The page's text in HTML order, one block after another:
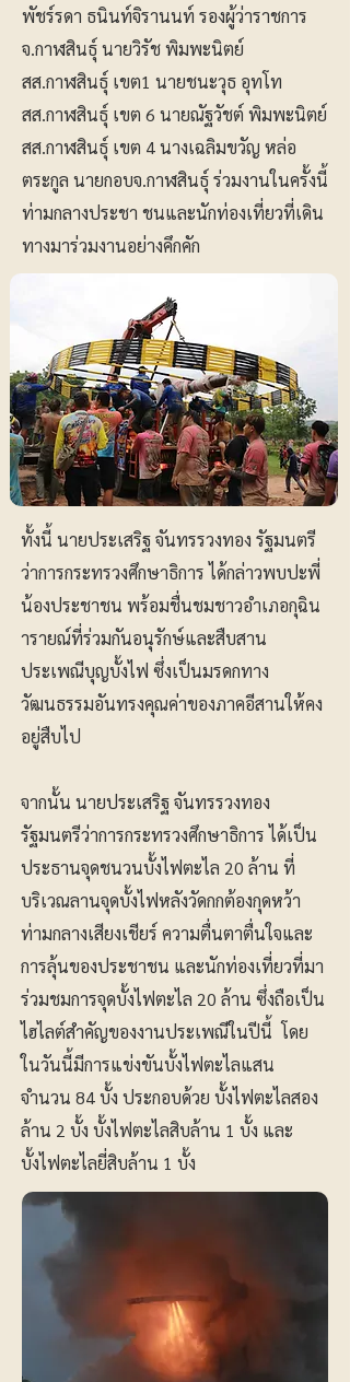
พัชร์รดา ธนินท์จิรานนท์ รองผู้ว่าราชการ
จ.กาฬสินธุ์ นายวิรัช พิมพะนิตย์
สส.กาฬสินธุ์ เขต1 นายชนะวุธ อุทโท
สส.กาฬสินธุ์ เขต 6 นายณัฐวัชต์ พิมพะนิตย์
สส.กาฬสินธุ์ เขต 4 นางเฉลิมขวัญ หล่อ
ตระกูล นายกอบจ.กาฬสินธุ์ ร่วมงานในครั้งนี้
ท่ามกลางประชา ชนและนักท่องเที่ยวที่เดิน
ทางมาร่วมงานอย่างคึกคัก
ทั้งนี้ นายประเสริฐ จันทรรวงทอง รัฐมนตรี
ว่าการกระทรวงศึกษาธิการ ได้กล่าวพบปะพี่
น้องประชาชน พร้อมชื่นชมชาวอำเภอกุฉิน
ารายณ์ที่ร่วมกันอนุรักษ์และสืบสาน
ประเพณีบุญบั้งไฟ ซึ่งเป็นมรดกทาง
วัฒนธรรมอันทรงคุณค่าของภาคอีสานให้คง
อยู่สืบไป
จากนั้น นายประเสริฐ จันทรรวงทอง
รัฐมนตรีว่าการกระทรวงศึกษาธิการ ได้เป็น
ประธานจุดชนวนบั้งไฟตะไล 20 ล้าน ที่
บริเวณลานจุดบั้งไฟหลังวัดกกต้องกุดหว้า
ท่ามกลางเสียงเชียร์ ความตื่นตาตื่นใจและ
การลุ้นของประชาชน และนักท่องเที่ยวที่มา
ร่วมชมการจุดบั้งไฟตะไล 20 ล้าน ซึ่งถือเป็น
ไฮไลต์สำคัญของงานประเพณีในปีนี้ โดย
ในวันนี้มีการแข่งขันบั้งไฟตะไลแสน
จำนวน 84 บั้ง ประกอบด้วย บั้งไฟตะไลสอง
ล้าน 2 บั้ง บั้งไฟตะไลสิบล้าน 1 บั้ง และ
บั้งไฟตะไลยี่สิบล้าน 1 บั้ง